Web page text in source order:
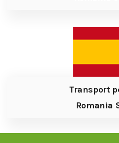
Transport
Romania